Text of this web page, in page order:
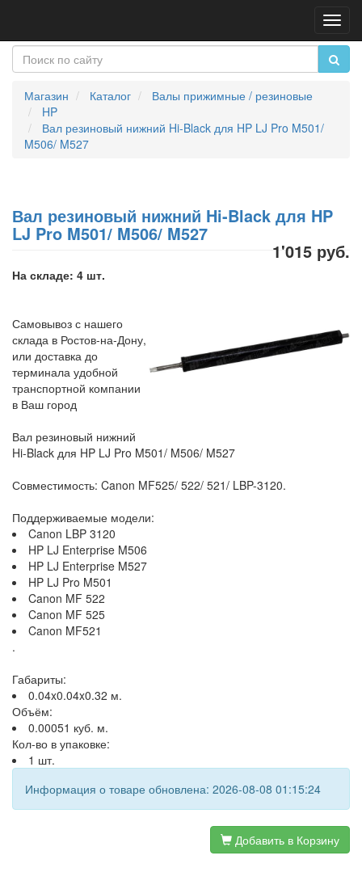
Магазин Каталог
Валы прижимные / резиновые
HP
Вал резиновый нижний Hi-Black для HP LJ Pro M501/
M506/ M527
Вал резиновый нижний Hi-Black для HP
LJ Pro M501/ M506/ M527
1'015 руб.
На складе: 4 шт.
Самовывоз с нашего
склада в Ростов-на-Дону,
или доставка до
терминала удобной
транспортной компании
в Ваш город
Вал резиновый нижний
Hi-Black для HP LJ Pro M501/ M506/ M527
Совместимость: Canon MF525/ 522/ 521/ LBP-3120.
Поддерживаемые модели:
Canon LBP 3120
HP LJ Enterprise M506
HP LJ Enterprise M527
HP LJ Pro M501
Canon MF 522
Canon MF 525
Canon MF521
.
Габариты:
0.04x0.04x0.32 м.
Объём:
0.00051 куб. м.
Кол-во в упаковке:
1 шт.
Информация о товаре обновлена: 2026-08-08 01:15:24
Добавить в Корзину